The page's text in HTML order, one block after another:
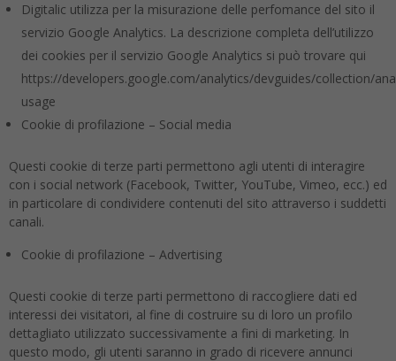
Digitalic utilizza per la misurazione delle perfomance del sito il
servizio Google Analytics. La descrizione completa dell’utilizzo
dei cookies per il servizio Google Analytics si può trovare qui
https://developers.google.com/analytics/devguides/collection/
usage
Cookie di profilazione – Social media
Questi cookie di terze parti permettono agli utenti di interagire
con i social network (Facebook, Twitter, YouTube, Vimeo, ecc.) ed
in particolare di condividere contenuti del sito attraverso i suddetti
canali.
Cookie di profilazione – Advertising
Questi cookie di terze parti permettono di raccogliere dati ed
interessi dei visitatori, al fine di costruire su di loro un profilo
dettagliato utilizzato successivamente a fini di marketing. In
questo modo, gli utenti saranno in grado di ricevere annunci